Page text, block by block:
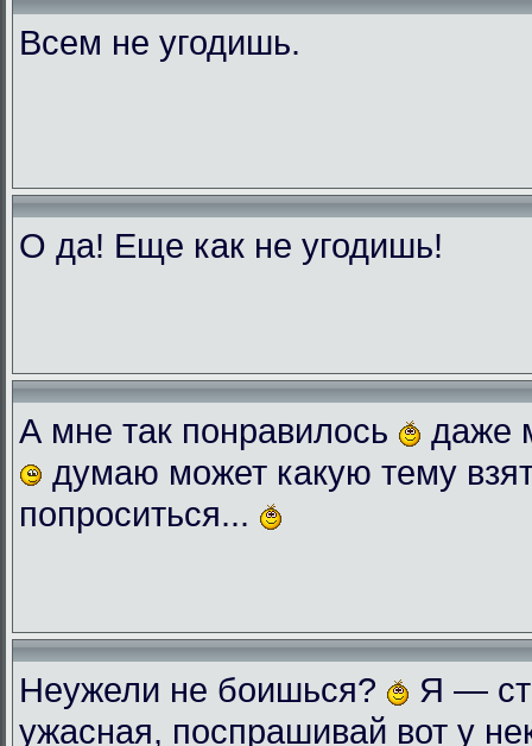
Всем не угодишь.
О да! Еще как не угодишь!
А мне так понравилось
даже
думаю может какую тему
попроситься...
Неужели не боишься?
Я —
ужасная, поспрашивай вот у